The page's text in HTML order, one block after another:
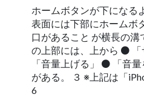
ホームボタンが下になる
表面には下部にホームボ
口があること が横長の
の上部には、上から ⚫
「音量上げる」 ⚫ 「音
がある。 ３ ※上記は「
6